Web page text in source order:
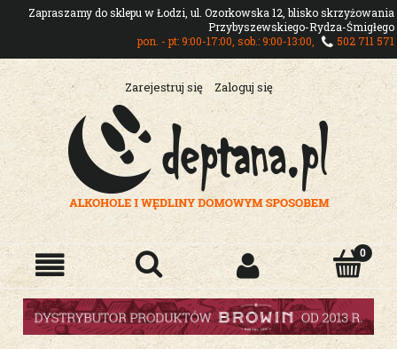
Zapraszamy do sklepu w Łodzi, ul. Ozorkowska 12, blisko skrzyżowania
Przybyszewskiego-Rydza-Śmigłego
pon. - pt: 9:00-17:00, sob.: 9:00-13:00,
502 711 571
Zarejestruj się Zaloguj się